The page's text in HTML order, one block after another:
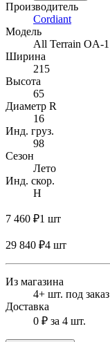
Производитель
Cordiant
Модель
All Terrain OA-1
Ширина
215
Высота
65
Диаметр R
16
Инд. груз.
98
Сезон
Лето
Инд. скор.
H
7 460 ₽1 шт
29 840 ₽4 шт
Из магазина
4+ шт. под заказ
Доставка
0 ₽ за 4 шт.